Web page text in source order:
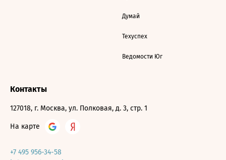
Думай
Техуспех
Ведомости Юг
Контакты
127018, г. Москва, ул. Полковая, д. 3, стр. 1
На карте
+7 495 956-34-58